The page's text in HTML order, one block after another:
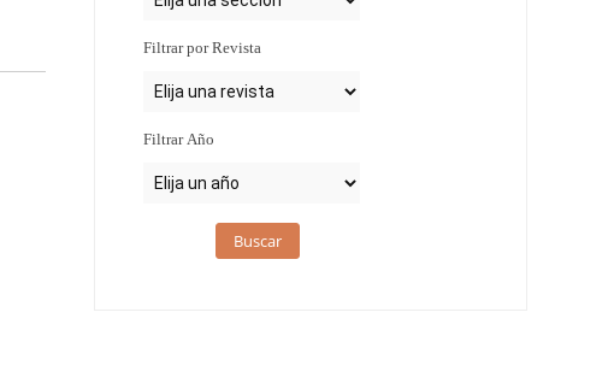
Filtrar por Revista
Filtrar Año
Buscar